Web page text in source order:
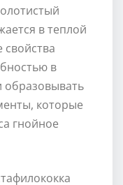
в теплой
в
образовывать
которые
гнойное